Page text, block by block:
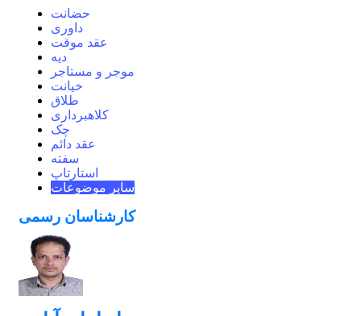
حضانت
داوری
عقد موقت
دیه
موجر و مستاجر
خیانت
طلاق
کلاهبرداری
چک
عقد دائم
سفته
استارتاپ
سایر موضوعات
کارشناسان رسمی